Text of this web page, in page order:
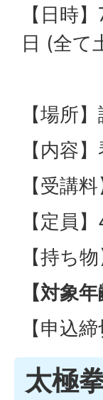
【日時
日 (全て
午前
【場所
【内容
【受講
【定員
【持ち
【対象
【申込
太極